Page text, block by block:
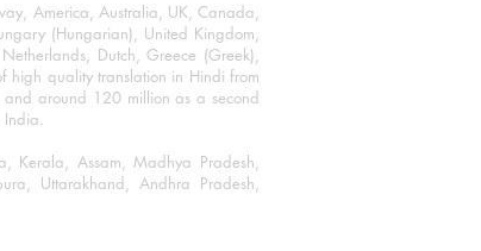
America, Australia, UK, Canada,
(Hungarian), United Kingdom,
Dutch, Greece (Greek),
high quality translation in Hindi from
around 120 million as a second
India.
Kerala, Assam, Madhya Pradesh,
Uttarakhand, Andhra Pradesh,